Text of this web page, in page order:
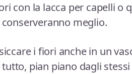
con la lacca per capelli o
meglio.
i fiori anche in un
pian piano dagli